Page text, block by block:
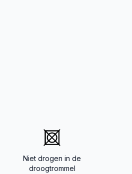
Niet drogen in de
droogtrommel